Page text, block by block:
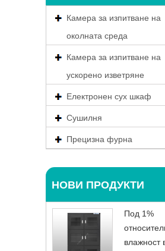
Камера за изпитване на
околната среда
Камера за изпитване на
ускорено изветряне
Електронен сух шкаф
Сушилня
Прецизна фурна
НОВИ ПРОДУКТИ
Под 1%
влажност